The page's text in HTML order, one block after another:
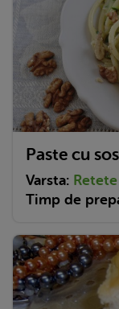
Paste cu
Varsta:
Timp de